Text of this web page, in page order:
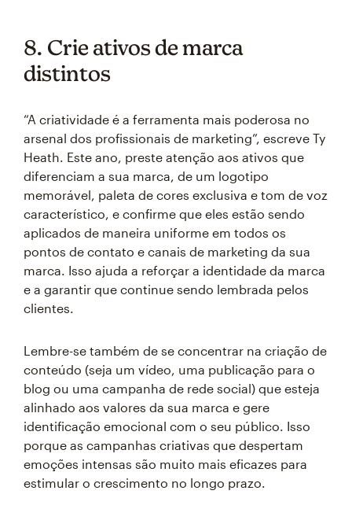
8. Crie ativos de marca
distintos
“A criatividade é a ferramenta mais poderosa no
arsenal dos profissionais de marketing”, escreve Ty
Heath. Este ano, preste atenção aos ativos que
diferenciam a sua marca, de um logotipo
memorável, paleta de cores exclusiva e tom de voz
característico, e confirme que eles estão sendo
aplicados de maneira uniforme em todos os
pontos de contato e canais de marketing da sua
marca. Isso ajuda a reforçar a identidade da marca
e a garantir que continue sendo lembrada pelos
clientes.
Lembre-se também de se concentrar na criação de
conteúdo (seja um vídeo, uma publicação para o
blog ou uma campanha de rede social) que esteja
alinhado aos valores da sua marca e gere
identificação emocional com o seu público. Isso
porque as campanhas criativas que despertam
emoções intensas são muito mais eficazes para
estimular o crescimento no longo prazo.